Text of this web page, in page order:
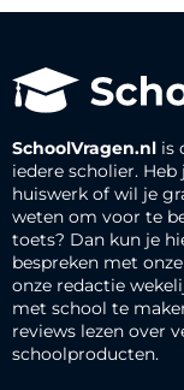
SchoolVragen.nl is
iedere scholier.
huiswerk of wil je
weten om voor te
toets? Dan kun je
bespreken met
onze redactie
met school te
reviews lezen over
schoolproducten.